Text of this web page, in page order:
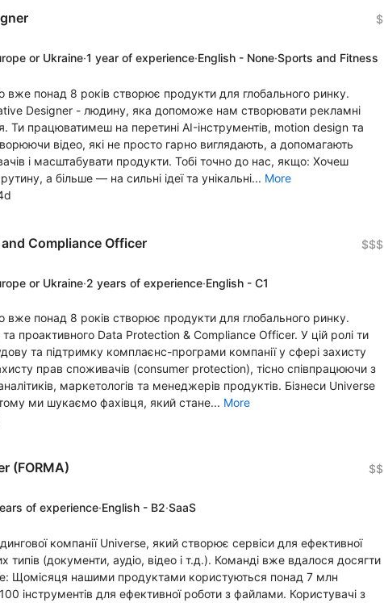
$
or Ukraine·1 year of experience·English - None·Sports and Fitness
понад 8 років створює продукти для глобального ринку.
Designer - людину, яка допоможе нам створювати рекламні
Ти працюватимеш на перетині AI-інструментів, motion design та
відео, які не просто гарно виглядають, а допомагають
і масштабувати продукти. Тобі точно до нас, якщо: Хочеш
а більше — на сильні ідеї та унікальні... More
Compliance Officer $$$
or Ukraine·2 years of experience·English - C1
понад 8 років створює продукти для глобального ринку.
проактивного Data Protection & Compliance Officer. У цій ролі ти
та підтримку комплаєнс-програми компанії у сфері захисту
прав споживачів (consumer protection), тісно співпрацюючи з
маркетологів та менеджерів продуктів. Бізнеси Universe
ми шукаємо фахівця, який стане... More
(FORMA) $$
of experience·English - B2·SaaS
компанії Universe, який створює сервіси для ефективної
типів (документи, аудіо, відео і т.д.). Команді вже вдалося досягти
Щомісяця нашими продуктами користуються понад 7 млн
інструментів для ефективної роботи з файлами. Користувачі з